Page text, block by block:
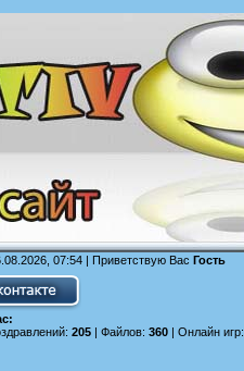
07:54 | Приветствую Вас Гость
205| Файлов: 360| Онлайн игр: